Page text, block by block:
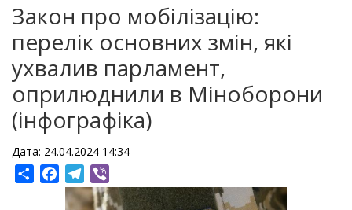
Закон про мобілізацію:
перелік основних змін, які
ухвалив парламент,
оприлюднили в Міноборони
(інфографіка)
Дата: 24.04.2024 14:34
ShareFacebookTelegram